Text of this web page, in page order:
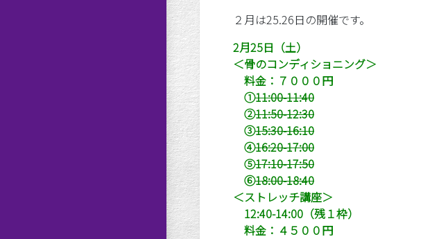
２月は25.26日の開催です。
2月25日（土）
＜骨のコンディショニング＞
料金：７０００円
①11:00-11:40
②11:50-12:30
③15:30-16:10
④16:20-17:00
⑤17:10-17:50
⑥18:00-18:40
＜ストレッチ講座＞
12:40-14:00（残１枠）
料金：４５００円